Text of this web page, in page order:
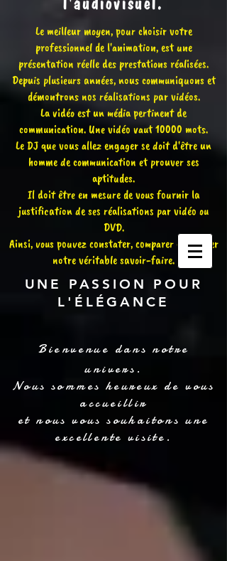
Le meilleur moyen, pour choisir votre
professionnel de l'animation, est une
présentation réelle des prestations réalisées.
Depuis plusieurs années, nous communiquons et
démontrons nos réalisations par vidéos.
La vidéo est un média pertinent de
communication. Une vidéo vaut 10000 mots.
Le DJ que vous allez engager se doit d'être un
homme de communication et prouver ses
aptitudes.
Il doit être en mesure de vous fournir la
justification de ses réalisations par vidéo ou
DVD.
Ainsi, vous pouvez constater, comparer et évaluer
notre véritable savoir-faire.
UNE PASSION POUR
L'ÉLÉGANCE
Bienvenue dans notre
univers.
Nous sommes heureux de vous
accueillir
et nous vous souhaitons une
excellente visite.